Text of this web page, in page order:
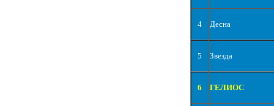
4 Десна
5 Звезда
6 ГЕЛИОС